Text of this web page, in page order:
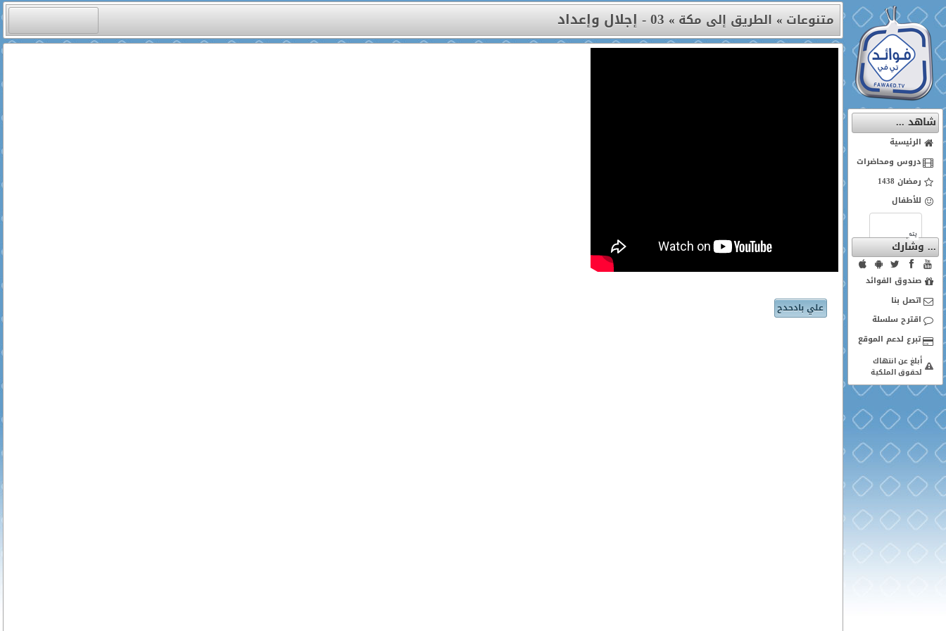
شاهد ...
الرئيسية
دروس ومحاضرات
رمضان 1438
للأطفال
... وشارك
صندوق الفوائد
اتصل بنا
اقترح سلسلة
أبلغ عن انتهاك
لحقوق الملكية
متنوعات » الطريق إلى مكة »03 - إجلال وإعداد
علي بادحدح